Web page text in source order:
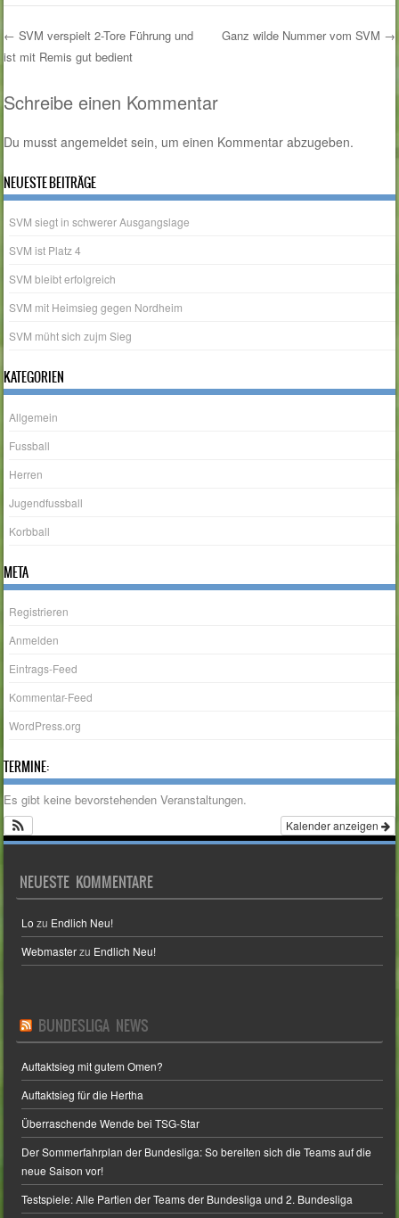
Post navigation
← SVM verspielt 2-Tore Führung und
ist mit Remis gut bedient
Ganz wilde Nummer vom SVM →
Schreibe einen Kommentar
Du musstangemeldet sein, um einen Kommentar abzugeben.
NEUESTE BEITRÄGE
SVM siegt in schwerer Ausgangslage
SVM ist Platz 4
SVM bleibt erfolgreich
SVM mit Heimsieg gegen Nordheim
SVM müht sich zujm Sieg
KATEGORIEN
Allgemein
Fussball
Herren
Jugendfussball
Korbball
META
Registrieren
Anmelden
Eintrags-Feed
Kommentar-Feed
WordPress.org
TERMINE:
Es gibt keine bevorstehenden Veranstaltungen.
Kalender anzeigen
NEUESTE KOMMENTARE
Lo zu Endlich Neu!
Webmasterzu Endlich Neu!
BUNDESLIGA NEWS
Auftaktsieg mit gutem Omen?
Auftaktsieg für die Hertha
Überraschende Wende bei TSG-Star
Der Sommerfahrplan der Bundesliga: So bereiten sich die Teams auf die
neue Saison vor!
Testspiele: Alle Partien der Teams der Bundesliga und 2. Bundesliga